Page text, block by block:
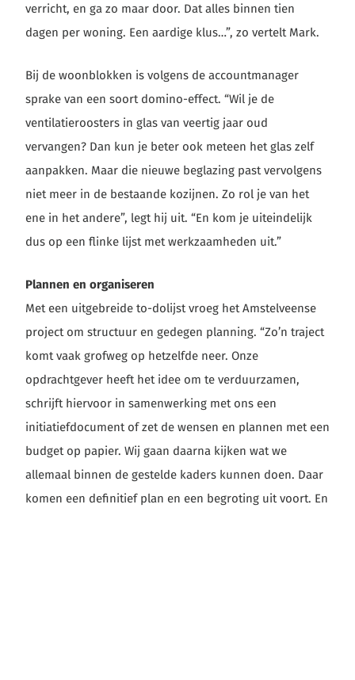
verricht, en ga zo maar door. Dat alles binnen tien
dagen per woning. Een aardige klus…”, zo vertelt Mark.
Bij de woonblokken is volgens de accountmanager
sprake van een soort domino-effect. “Wil je de
ventilatieroosters in glas van veertig jaar oud
vervangen? Dan kun je beter ook meteen het glas zelf
aanpakken. Maar die nieuwe beglazing past vervolgens
niet meer in de bestaande kozijnen. Zo rol je van het
ene in het andere”, legt hij uit. “En kom je uiteindelijk
dus op een flinke lijst met werkzaamheden uit.”
Plannen en organiseren
Met een uitgebreide to-dolijst vroeg het Amstelveense
project om structuur en gedegen planning. “Zo’n traject
komt vaak grofweg op hetzelfde neer. Onze
opdrachtgever heeft het idee om te verduurzamen,
schrijft hiervoor in samenwerking met ons een
initiatiefdocument of zet de wensen en plannen met een
budget op papier. Wij gaan daarna kijken wat we
allemaal binnen de gestelde kaders kunnen doen. Daar
komen een definitief plan en een begroting uit voort. En